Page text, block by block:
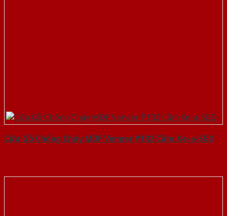
Cửa Gỗ Chống Cháy MDF Veneer P1R2 Căm Xe-a-SGD